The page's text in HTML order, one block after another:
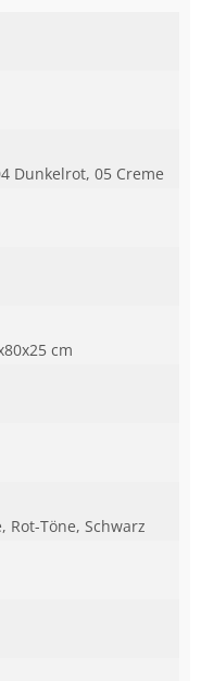
Dunkelrot, 05 Creme
cm
Rot-Töne, Schwarz